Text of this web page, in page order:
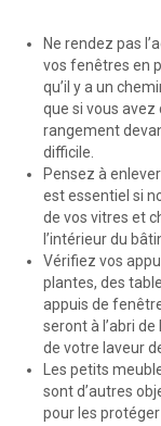
Ne rendez pas
vos fenêtres en
qu’il y a un
que si vous
rangement
difficile.
Pensez à
est essentiel si
de vos vitres et
l’intérieur du
Vérifiez vos
plantes, des
appuis de
seront à l’abri
de votre laveur
Les petits
sont d’autres
pour les